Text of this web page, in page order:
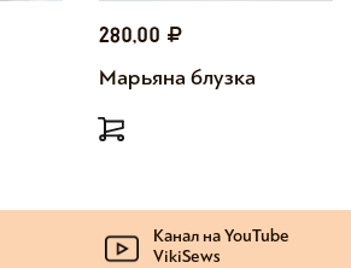
280,00
Марьяна блузка
Канал на YouTube
VikiSews